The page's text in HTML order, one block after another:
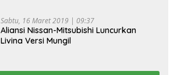
Sabtu, 16 Maret 2019 | 09:37
Aliansi Nissan-Mitsubishi Luncurkan
Livina Versi Mungil